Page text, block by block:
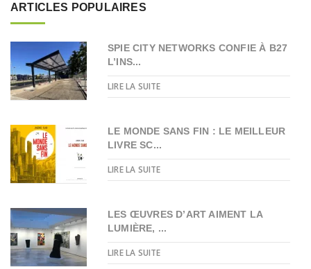
ARTICLES POPULAIRES
SPIE CITY NETWORKS CONFIE À B27
L’INS...
LIRE LA SUITE
LE MONDE SANS FIN : LE MEILLEUR
LIVRE SC...
LIRE LA SUITE
LES ŒUVRES D’ART AIMENT LA
LUMIÈRE, ...
LIRE LA SUITE